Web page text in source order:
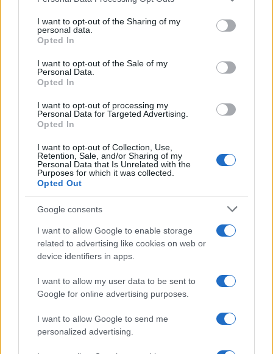
not limited to your visit or usage behaviour. You may click to
grant or deny consent to Google and its third-party tags to
use your data for below specified purposes in below Google
consent section.
I want to opt-out of the Sharing of my
personal data.
Opted In
I want to opt-out of the Sale of my
Personal Data.
Opted In
I want to opt-out of processing my
Personal Data for Targeted Advertising.
Opted In
I want to opt-out of Collection, Use,
Retention, Sale, and/or Sharing of my
Personal Data that Is Unrelated with the
Purposes for which it was collected.
Opted Out
Google consents
I want to allow Google to enable storage
related to advertising like cookies on web or
device identifiers in apps.
I want to allow my user data to be sent to
Google for online advertising purposes.
I want to allow Google to send me
personalized advertising.
qui à la base ne le vaut pas forcément.
Aussi son dessin sportif
faire mouche et attirer ceux
ChevroletMalibu
AUTEUR
Infos.fr Unit